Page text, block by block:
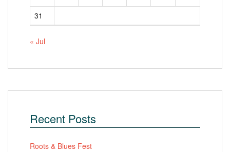
31
« Jul
Recent Posts
Roots & Blues Fest